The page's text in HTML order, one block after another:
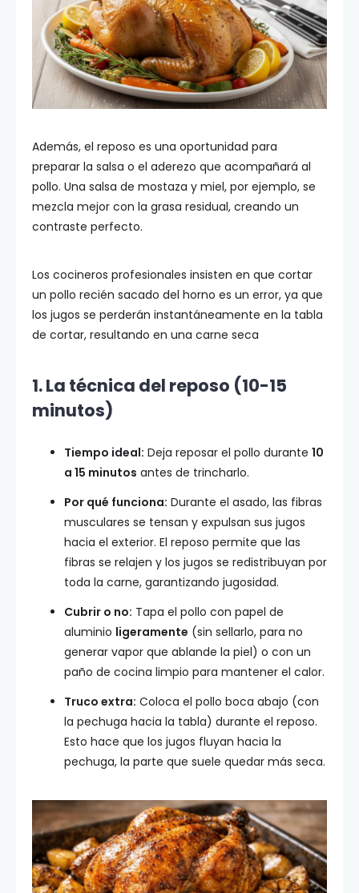
Además, el reposo es una oportunidad para
preparar la salsa o el aderezo que acompañará al
pollo. Una salsa de mostaza y miel, por ejemplo, se
mezcla mejor con la grasa residual, creando un
contraste perfecto.
Los cocineros profesionales insisten en que cortar
un pollo recién sacado del horno es un error, ya que
los jugos se perderán instantáneamente en la tabla
de cortar, resultando en una carne seca
1. La técnica del reposo (10-15
minutos)
Tiempo ideal: Deja reposar el pollo durante 10
a 15 minutos antes de trincharlo.
Por qué funciona: Durante el asado, las fibras
musculares se tensan y expulsan sus jugos
hacia el exterior. El reposo permite que las
fibras se relajen y los jugos se redistribuyan por
toda la carne, garantizando jugosidad.
Cubrir o no: Tapa el pollo con papel de
aluminio ligeramente (sin sellarlo, para no
generar vapor que ablande la piel) o con un
paño de cocina limpio para mantener el calor.
Truco extra: Coloca el pollo boca abajo (con
la pechuga hacia la tabla) durante el reposo.
Esto hace que los jugos fluyan hacia la
pechuga, la parte que suele quedar más seca.